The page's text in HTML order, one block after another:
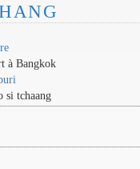
à Bangkok
si tchaang